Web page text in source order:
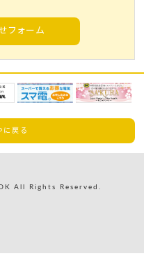
フォーム
戻る
OK All Rights Reserved.